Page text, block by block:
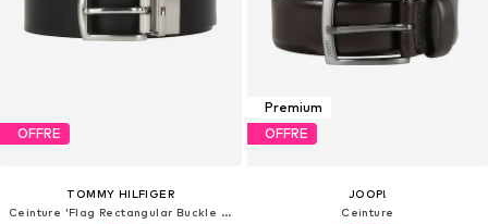
OFFRE
TOMMY HILFIGER
Ceinture 'Flag Rectangular Buckle Reversible'
Premium
OFFRE
JOOP!
Ceinture